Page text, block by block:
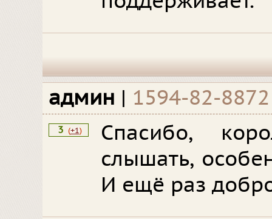
админ | 1594-82-8872
3 (+1)
Спасибо,
слышать,
И ещё раз